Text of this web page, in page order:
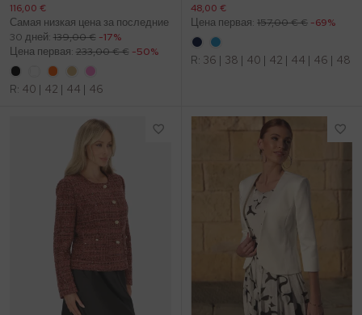
116,00 €
Самая низкая цена за последние
30 дней: 139,00 € -17%
Цена первая: 233,00 € € -50%
R: 40 | 42 | 44 | 46
48,00 €
Цена первая:157,00 € € -69%
R: 36 | 38 | 40 | 42 | 44 | 46 | 48